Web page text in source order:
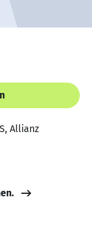
Allianz